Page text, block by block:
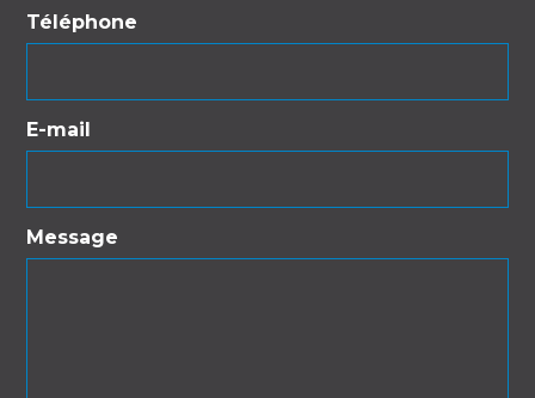
Téléphone
E-mail
Message